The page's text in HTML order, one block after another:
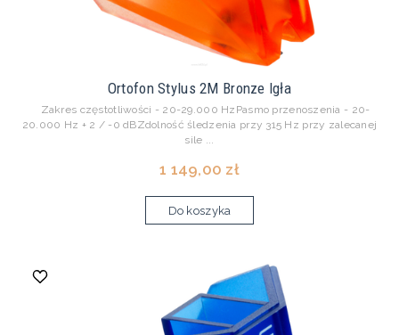
Ortofon Stylus 2M Bronze Igła
Zakres częstotliwości - 20-29.000 HzPasmo przenoszenia - 20-
20.000 Hz + 2 / -0 dBZdolność śledzenia przy 315 Hz przy zalecanej
sile ...
1 149,00 zł
Do koszyka